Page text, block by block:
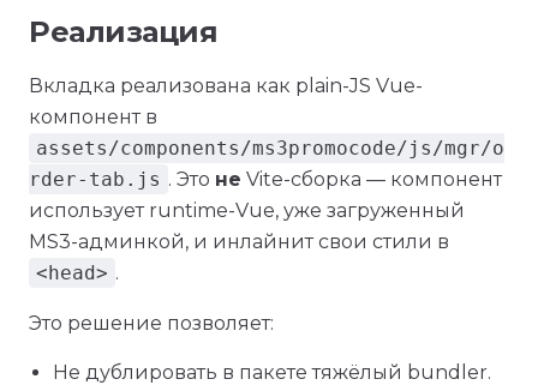
Реализация
Вкладка реализована как plain-JS Vue-
компонент в
assets/components/ms3promocode/js/mgr/o
rder-tab.js . Это не Vite-сборка — компонент
использует runtime-Vue, уже загруженный
MS3-админкой, и инлайнит свои стили в
<head> .
Это решение позволяет:
Не дублировать в пакете тяжёлый bundler.